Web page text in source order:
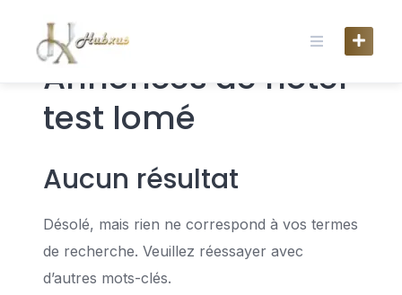
content
Annonces de hotel
test lomé
Aucun résultat
Désolé, mais rien ne correspond à vos termes
de recherche. Veuillez réessayer avec
d’autres mots-clés.